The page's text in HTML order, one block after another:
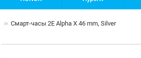
Смарт-часы 2E Alpha X 46 mm, Silver